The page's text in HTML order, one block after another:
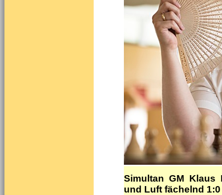
Simultan GM
und Luft fächelnd 1:0